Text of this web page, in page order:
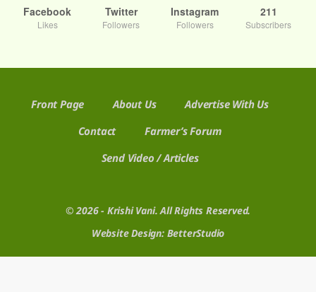
Facebook
Likes
Twitter
Followers
Instagram
Followers
211
Subscribers
Front Page About Us
Advertise With Us
Contact
Farmer’s Forum
Send Video / Articles
© 2026 - Krishi Vani. All Rights Reserved.
Website Design: BetterStudio